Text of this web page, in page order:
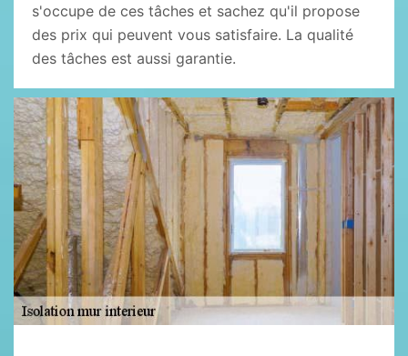
s'occupe de ces tâches et sachez qu'il propose
des prix qui peuvent vous satisfaire. La qualité
des tâches est aussi garantie.